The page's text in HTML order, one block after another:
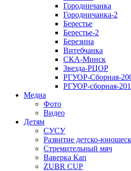
Городничанка
Городничанка-2
Берестье
Берестье-2
Березина
Витебчанка
СКА-Минск
Звезда-РЦОР
РГУОР-Сборная-
РГУОР-сборная-
Медиа
Фото
Видео
Детям
СУСУ
Развитие детско-
Стремительный мяч
Ваверка Кап
ZUBR CUP